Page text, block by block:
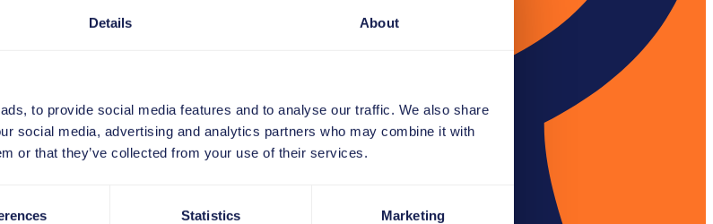
Details About
to provide social media features and to analyse our traffic. We also share
social media, advertising and analytics partners who may combine it with
or that they’ve collected from your use of their services.
Statistics Marketing